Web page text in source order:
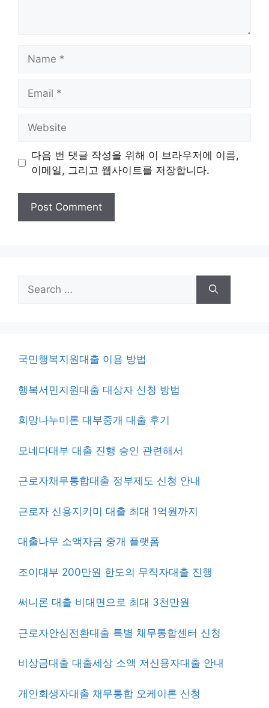
다음 번 댓글 작성을 위해 이 브라우저에 이름,
이메일, 그리고 웹사이트를 저장합니다.
Search
for:
국민행복지원대출 이용 방법
행복서민지원대출 대상자 신청 방법
희망나누미론 대부중개 대출 후기
모네다대부 대출 진행 승인 관련해서
근로자채무통합대출 정부제도 신청 안내
근로자 신용지키미 대출 최대 1억원까지
대출나무 소액자금 중개 플랫폼
조이대부 200만원 한도의 무직자대출 진행
써니론 대출 비대면으로 최대 3천만원
근로자안심전환대출 특별 채무통합센터 신청
비상금대출 대출세상 소액 저신용자대출 안내
개인회생자대출 채무통합 오케이론 신청